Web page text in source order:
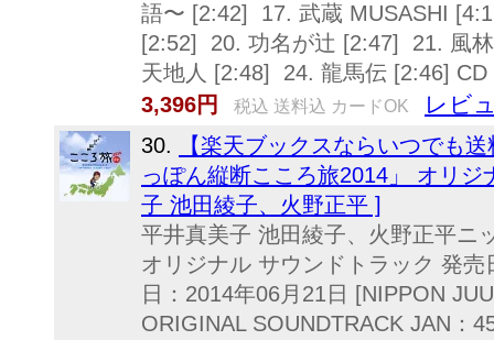
語〜 [2:42] 17. 武蔵 MUSASHI
[2:52] 20. 功名が辻 [2:47] 21. 風
天地人 [2:48] 24. 龍馬伝 [2:46]
3,396円
税込 送料込 カードOK レビ
30.
【楽天ブックスならいつでも
っぽん縦断こころ旅2014」 オリ
子 池田綾子、火野正平 ]
平井真美子 池田綾子、火野正平ニ
オリジナル サウンドトラック 発
日：2014年06月21日 [NIPPON
ORIGINAL SOUNDTRACK JAN：